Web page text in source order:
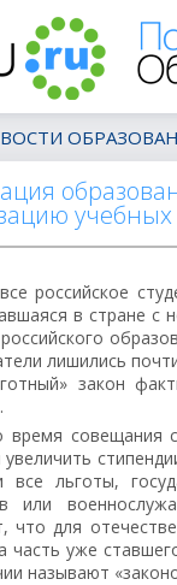
учебных
российское
в стране с
лишились
закон
время совещания
все льготы,
или
что для
часть уже
называют